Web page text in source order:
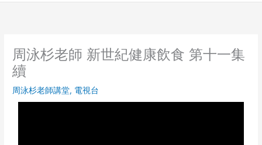
周泳杉老師 新世紀健康飲食 第十一集
續
周泳杉老師講堂, 電視台